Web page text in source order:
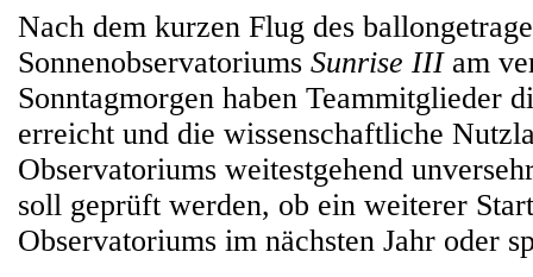
Nach dem kurzen Flug des
Sonnenobservatoriums Sunrise III am
Sonntagmorgen haben Teammitglieder
erreicht und die wissenschaftliche
Observatoriums weitestgehend
soll geprüft werden, ob ein weiterer
Observatoriums im nächsten Jahr oder